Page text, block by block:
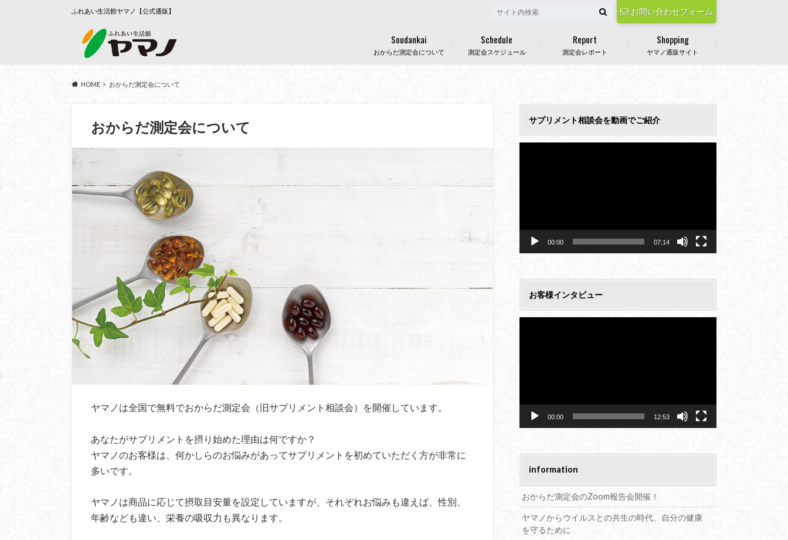
ふれあい生活館ヤマノ【公式通販】 お問い合わせフォーム
おからだ測定会について
Soudankai
測定会スケジュール
Schedule
測定会レポート
Report
ヤマノ通販サイト
Shopping
HOME おからだ測定会について
おからだ測定会について
ヤマノは全国で無料でおからだ測定会（旧サプリメント相談会）を開催しています。
あなたがサプリメントを摂り始めた理由は何ですか？
ヤマノのお客様は、何かしらのお悩みがあってサプリメントを初めていただく方が非常に
多いです。
ヤマノは商品に応じて摂取目安量を設定していますが、それぞれお悩みも違えば、性別、
年齢なども違い、栄養の吸収力も異なります。
サプリメント相談会を動画でご紹介
00:00 07:14
お客様インタビュー
00:00 12:53
information
おからだ測定会のZoom報告会開催！
ヤマノからウイルスとの共生の時代、自分の健康
を守るために